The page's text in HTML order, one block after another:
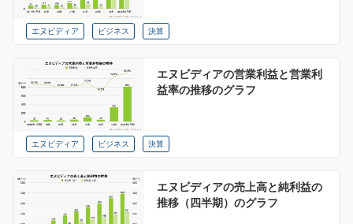
エヌビディア ビジネス 決算
エヌビディアの営業利益と営業利
益率の推移のグラフ
エヌビディア ビジネス 決算
エヌビディアの売上高と純利益の
推移（四半期）のグラフ